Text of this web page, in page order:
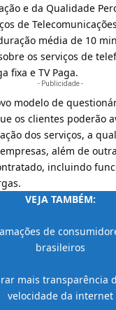
e da Qualidade
de
média de 10
os serviços de
fixa e TV Paga.
- Publicidade -
modelo de
os clientes poderão
dos serviços, a
além de
incluindo
VEJA TAMBÉM:
de
brasileiros
mais transparência
velocidade da internet